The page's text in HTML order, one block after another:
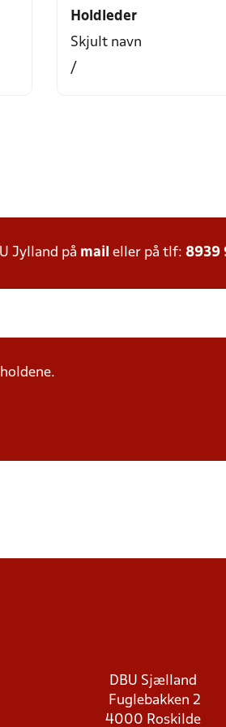
Holdleder
Skjult navn
/
Jylland på mail eller på tlf: 8939
DBU Sjælland
Fuglebakken 2
4000 Roskilde